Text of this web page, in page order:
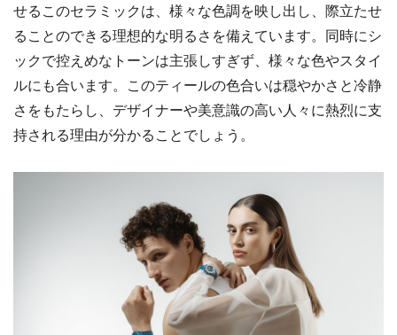
せるこのセラミックは、様々な色調を映し出し、際立たせ
ることのできる理想的な明るさを備えています。同時にシ
ックで控えめなトーンは主張しすぎず、様々な色やスタイ
ルにも合います。このティールの色合いは穏やかさと冷静
さをもたらし、デザイナーや美意識の高い人々に熱烈に支
持される理由が分かることでしょう。